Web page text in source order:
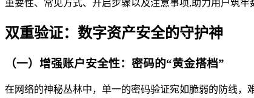
重要性、常见方式、开启步骤以及注意事项,助力用户筑牢
双重验证：数字资产安全的守护神
（一）增强账户安全性：密码的“黄金搭档”
在网络的神秘丛林中，单一的密码验证宛如脆弱的防线